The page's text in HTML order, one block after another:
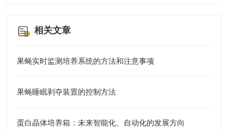
相关文章
果蝇实时监测培养系统的方法和注意事项
果蝇睡眠剥夺装置的控制方法
蛋白晶体培养箱：未来智能化、自动化的发展方向